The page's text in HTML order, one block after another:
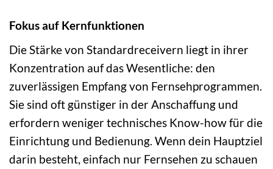
Fokus auf Kernfunktionen
Die Stärke von Standardreceivern liegt in ihrer
Konzentration auf das Wesentliche: den
zuverlässigen Empfang von Fernsehprogrammen.
Sie sind oft günstiger in der Anschaffung und
erfordern weniger technisches Know-how für die
Einrichtung und Bedienung. Wenn dein Hauptziel
darin besteht, einfach nur Fernsehen zu schauen